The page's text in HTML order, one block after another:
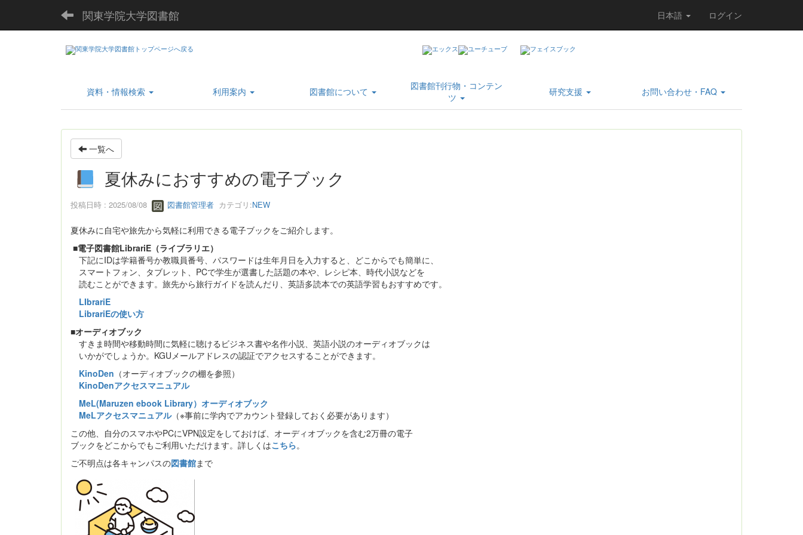
関東学院大学図書館 日本語 ログイン
資料・情報検索 利用案内 図書館について
図書館刊行物・コンテン
ツ
研究支援 お問い合わせ・FAQ
一覧へ
夏休みにおすすめの電子ブック
投稿日時 : 2025/08/08 図書館管理者 カテゴリ:NEW
夏休みに自宅や旅先から気軽に利用できる電子ブックをご紹介します。
■電子図書館LibrariE（ライブラリエ）
下記にIDは学籍番号か教職員番号、パスワードは生年月日を入力すると、どこからでも簡単に、
スマートフォン、タブレット、PCで学生が選書した話題の本や、レシピ本、時代小説などを
読むことができます。旅先から旅行ガイドを読んだり、英語多読本での英語学習もおすすめです。
LIbrariE
LibrariEの使い方
■オーディオブック
すきま時間や移動時間に気軽に聴けるビジネス書や名作小説、英語小説のオーディオブックは
いかがでしょうか。KGUメールアドレスの認証でアクセスすることができます。
KinoDen （オーディオブックの棚を参照）
KinoDenアクセスマニュアル
MeL(Maruzen ebook Library）オーディオブック
MeLアクセスマニュアル（※事前に学内でアカウント登録しておく必要があります）
この他、自分のスマホやPCにVPN設定をしておけば、オーディオブックを含む2万冊の電子
ブックをどこからでもご利用いただけます。詳しくはこちら。
ご不明点は各キャンパスの図書館まで